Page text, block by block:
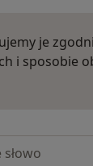
je
i sposobie